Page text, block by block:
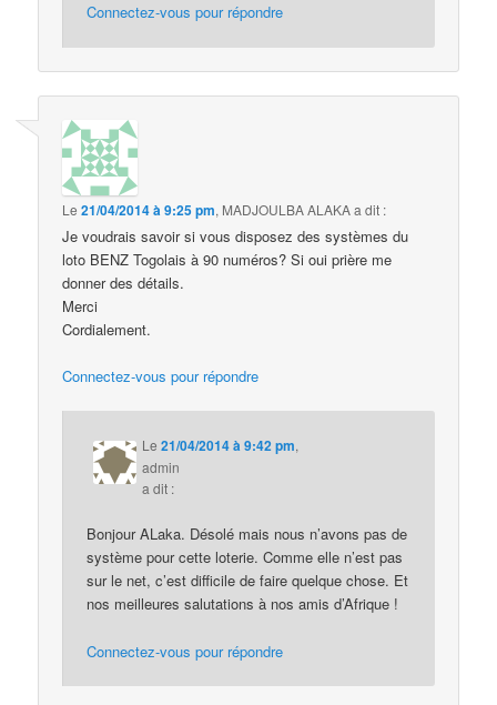
Connectez-vous pour répondre
Le21/04/2014 à 9:25 pm, MADJOULBA ALAKAa dit :
Je voudrais savoir si vous disposez des systèmes du
loto BENZ Togolais à 90 numéros? Si oui prière me
donner des détails.
Merci
Cordialement.
Connectez-vous pour répondre
Le21/04/2014 à 9:42 pm,
admin
a dit :
Bonjour ALaka. Désolé mais nous n’avons pas de
système pour cette loterie. Comme elle n’est pas
sur le net, c’est difficile de faire quelque chose. Et
nos meilleures salutations à nos amis d’Afrique !
Connectez-vous pour répondre